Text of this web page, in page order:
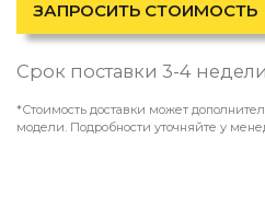
Контемпорари
Производство
Мебель
По типу
ЗАПРОСИТЬ СТОИМОСТЬ
Срок поставки 3-4 недели
*Стоимость доставки может
модели. Подробности уточняйте у